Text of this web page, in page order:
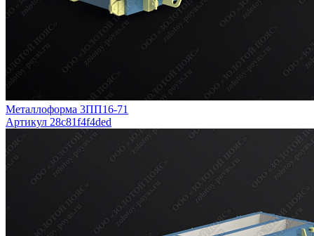
Металлоформа 3ПП16-71
Артикул 28c81f4f4ded